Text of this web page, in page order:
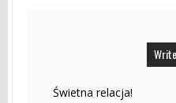
Świetna relacja!